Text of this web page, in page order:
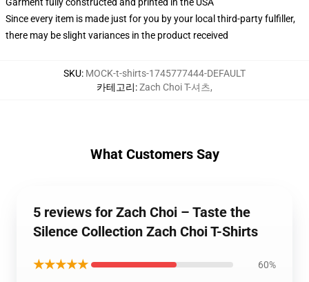
Since every item is made just for you by your local third-party fulfiller,
there may be slight variances in the product received
SKU: MOCK-t-shirts-1745777444-DEFAULT
카테고리:Zach Choi T-셔츠,
What Customers Say
5 reviews for Zach Choi – Taste the
Silence Collection Zach Choi T-Shirts
★★★★★ 60%